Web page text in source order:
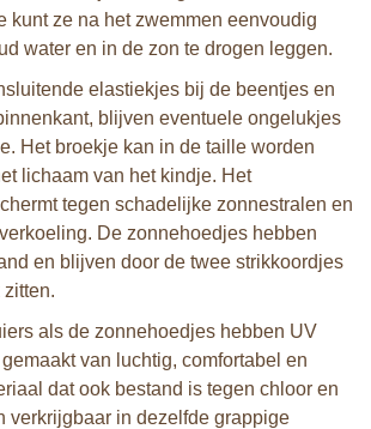
kunt ze na het zwemmen eenvoudig
water en in de zon te drogen leggen.
elastiekjes bij de beentjes en
blijven eventuele ongelukjes
Het broekje kan in de taille worden
lichaam van het kindje. Het
tegen schadelijke zonnestralen en
De zonnehoedjes hebben
en blijven door de twee strikkoordjes
als de zonnehoedjes hebben UV
van luchtig, comfortabel en
dat ook bestand is tegen chloor en
verkrijgbaar in dezelfde grappige